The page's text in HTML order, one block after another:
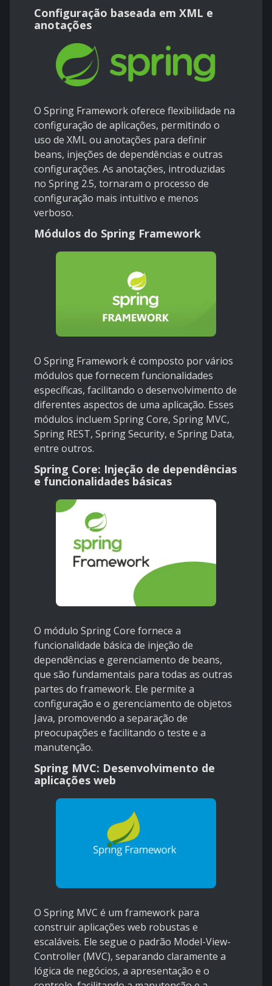
Configuração baseada em XML e
anotações
O Spring Framework oferece flexibilidade na
configuração de aplicações, permitindo o
uso de XML ou anotações para definir
beans, injeções de dependências e outras
configurações. As anotações, introduzidas
no Spring 2.5, tornaram o processo de
configuração mais intuitivo e menos
verboso.
Módulos do Spring Framework
O Spring Framework é composto por vários
módulos que fornecem funcionalidades
específicas, facilitando o desenvolvimento de
diferentes aspectos de uma aplicação. Esses
módulos incluem Spring Core, Spring MVC,
Spring REST, Spring Security, e Spring Data,
entre outros.
Spring Core: Injeção de dependências
e funcionalidades básicas
O módulo Spring Core fornece a
funcionalidade básica de injeção de
dependências e gerenciamento de beans,
que são fundamentais para todas as outras
partes do framework. Ele permite a
configuração e o gerenciamento de objetos
Java, promovendo a separação de
preocupações e facilitando o teste e a
manutenção.
Spring MVC: Desenvolvimento de
aplicações web
O Spring MVC é um framework para
construir aplicações web robustas e
escaláveis. Ele segue o padrão Model-View-
Controller (MVC), separando claramente a
lógica de negócios, a apresentação e o